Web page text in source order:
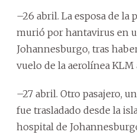
–26 abril. La esposa de
murió por hantavirus en
Johannesburgo, tras
vuelo de la aerolínea KLM
–27 abril. Otro pasajero,
fue trasladado desde la
hospital de